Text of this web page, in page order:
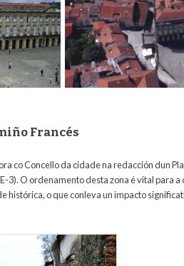
Francés
co Concello da cidade na redacción dun
3). O ordenamento desta zona é vital para
histórica, o que conleva un impacto